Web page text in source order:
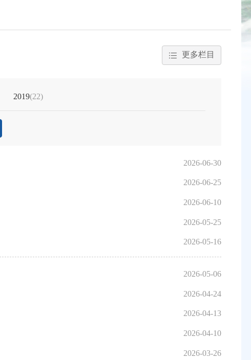
更多栏目
2019(22)
2026-06-30
2026-06-25
2026-06-10
2026-05-25
2026-05-16
2026-05-06
2026-04-24
2026-04-13
2026-04-10
2026-03-26